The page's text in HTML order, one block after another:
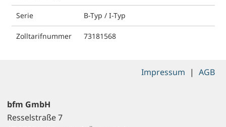
Serie B-Typ / I-Typ
Zolltarifnummer 73181568
bfm GmbH
Resselstraße 7
Impressum | AGB